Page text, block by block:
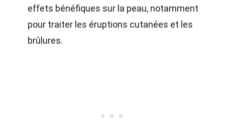
effets bénéfiques sur la peau, notamment
pour traiter les éruptions cutanées et les
brûlures.